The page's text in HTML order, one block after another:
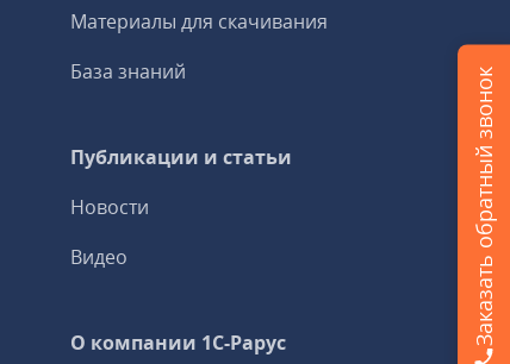
Материалы для скачивания
База знаний
Публикации и статьи
Новости
Видео
О компании 1C-Рарус
Заказать обратный звонок